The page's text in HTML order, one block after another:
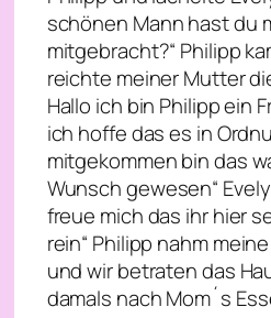
schönen Mann hast du
mitgebracht?“ Philipp
reichte meiner Mutter
Hallo ich bin Philipp ein
ich hoffe das es in
mitgekommen bin das
Wunsch gewesen“
freue mich das ihr hier
rein“ Philipp nahm
und wir betraten das
damals nach Mom´s